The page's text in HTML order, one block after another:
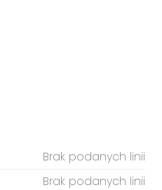
Brak podanych linii
Brak podanych linii